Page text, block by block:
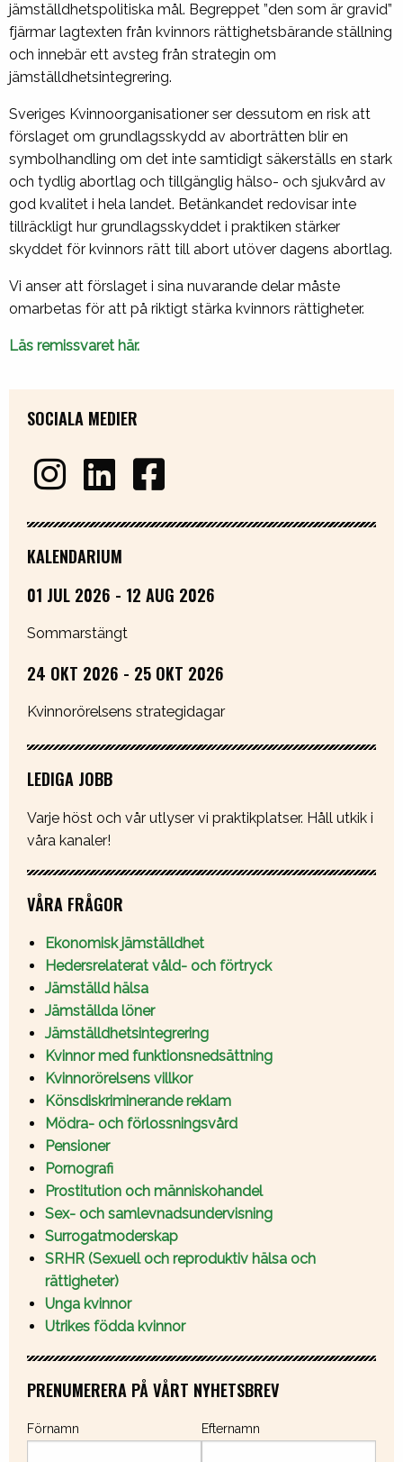
jämställdhetspolitiska mål. Begreppet ”den som är gravid”
fjärmar lagtexten från kvinnors rättighetsbärande ställning
och innebär ett avsteg från strategin om
jämställdhetsintegrering.
Sveriges Kvinnoorganisationer ser dessutom en risk att
förslaget om grundlagsskydd av aborträtten blir en
symbolhandling om det inte samtidigt säkerställs en stark
och tydlig abortlag och tillgänglig hälso- och sjukvård av
god kvalitet i hela landet. Betänkandet redovisar inte
tillräckligt hur grundlagsskyddet i praktiken stärker
skyddet för kvinnors rätt till abort utöver dagens abortlag.
Vi anser att förslaget i sina nuvarande delar måste
omarbetas för att på riktigt stärka kvinnors rättigheter.
Läs remissvaret här.
SOCIALA MEDIER
KALENDARIUM
01 JUL 2026 - 12 AUG 2026
Sommarstängt
24 OKT 2026 - 25 OKT 2026
Kvinnorörelsens strategidagar
LEDIGA JOBB
Varje höst och vår utlyser vi praktikplatser. Håll utkik i
våra kanaler!
VÅRA FRÅGOR
Ekonomisk jämställdhet
Hedersrelaterat våld- och förtryck
Jämställd hälsa
Jämställda löner
Jämställdhetsintegrering
Kvinnor med funktionsnedsättning
Kvinnorörelsens villkor
Könsdiskriminerande reklam
Mödra- och förlossningsvård
Pensioner
Pornografi
Prostitution och människohandel
Sex- och samlevnadsundervisning
Surrogatmoderskap
SRHR (Sexuell och reproduktiv hälsa och
rättigheter)
Unga kvinnor
Utrikes födda kvinnor
PRENUMERERA PÅ VÅRT NYHETSBREV
Förnamn Efternamn